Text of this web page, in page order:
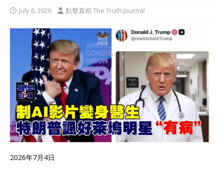
July 6, 2026 點擊真相 The Truth Journal
2026年7月4日